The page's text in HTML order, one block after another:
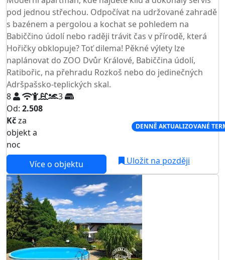
pod jednou střechou. Odpočívat na udržované zahradě
s bazénem a pergolou a kochat se pohledem na
Babiččino údolí nebo raději trávit čas v přírodě, která
Hořičky obklopuje? Toť dilema! Pěkné výlety lze
naplánovat do ZOO Dvůr Králové, Babiččina údolí,
Ratibořic, na přehradu Rozkoš nebo do jedinečných
Adršpašsko-teplických skal.
8
3
Od: 2.508
Kčza
objekt a
noc
DENNĚ AKTUALIZOVANÉ
Více o objektu Uložit na později